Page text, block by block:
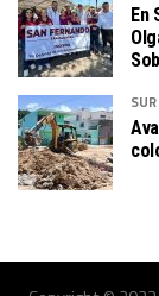
En